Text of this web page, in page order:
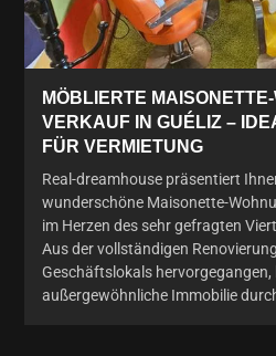
MÖBLIERTE
VERKAUF IN GUÉLIZ –
FÜR VERMIETUNG
Real-dreamhouse präsentiert
wunderschöne Maisonette-
im Herzen des sehr gefragten
Aus der vollständigen
Geschäftslokals hervorgegangen,
außergewöhnliche Immobilie